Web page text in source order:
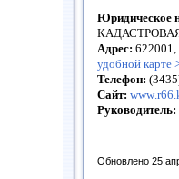
Юридическое
Адрес:
удобной карте
Телефон:
Сайт: www
Руководитель:
Обновлено 25